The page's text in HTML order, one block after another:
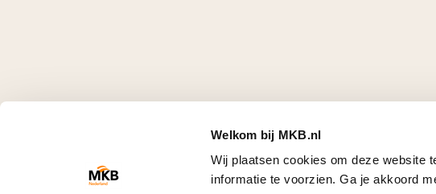
Welkom bij MKB.nl
Wij plaatsen cookies om deze website
informatie te voorzien. Ga je akkoord